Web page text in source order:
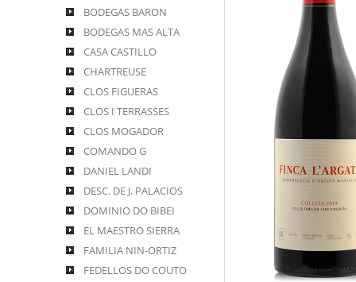
BODEGAS BARON
BODEGAS MAS ALTA
CASA CASTILLO
CHARTREUSE
CLOS FIGUERAS
CLOS I TERRASSES
CLOS MOGADOR
COMANDO G
DANIEL LANDI
DESC. DE J. PALACIOS
DOMINIO DO BIBEI
EL MAESTRO SIERRA
FAMILIA NIN-ORTIZ
FEDELLOS DO COUTO